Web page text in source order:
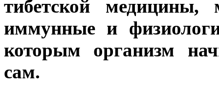
тибетской
иммунные и
которым организм
сам.